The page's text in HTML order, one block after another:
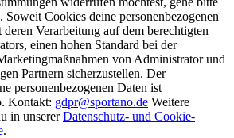
Soweit Cookies deine personenbezogenen
deren Verarbeitung auf dem berechtigten
einen hohen Standard bei der
von Administrator und
Partnern sicherzustellen. Der
personenbezogenen Daten ist
Kontakt: gdpr@sportano.de Weitere
in unsererDatenschutz- und Cookie-
.